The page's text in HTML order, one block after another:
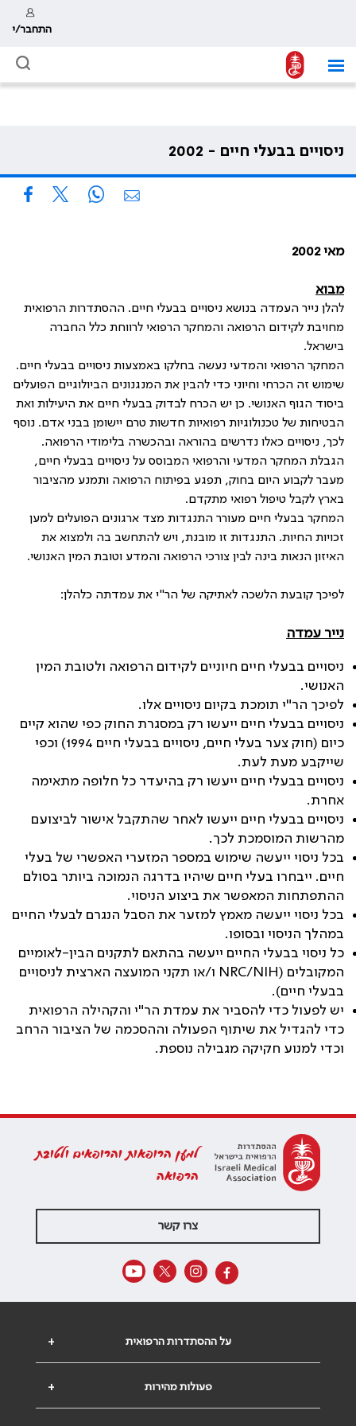
התחבר/י
ניסויים בבעלי חיים - 2002
מאי 2002
מבוא
להלן נייר העמדה בנושא ניסויים בבעלי חיים. ההסתדרות הרפואית
מחויבת לקידום הרפואה והמחקר הרפואי לרווחת כלל החברה
בישראל.
המחקר הרפואי והמדעי נעשה בחלקו באמצעות ניסויים בבעלי חיים.
שימוש זה הכרחי וחיוני כדי להבין את המנגנונים הביולוגיים הפועלים
ביסוד הגוף האנושי. כן יש הכרח לבדוק בבעלי חיים את היעילות ואת
הבטיחות של טכנולוגיות רפואיות חדשות טרם יישומן בבני אדם. נוסף
לכך, ניסויים כאלו נדרשים בהוראה ובהכשרה בלימודי הרפואה.
הגבלת המחקר המדעי והרפואי המבוסס על ניסויים בבעלי חיים,
מעבר לקבוע היום בחוק, תפגע בפיתוח הרפואה ותמנע מהציבור
בארץ לקבל טיפול רפואי מתקדם.
המחקר בבעלי חיים מעורר התנגדות מצד ארגונים הפועלים למען
זכויות החיות. התנגדות זו מובנת, ויש להתחשב בה ולמצוא את
האיזון הנאות בינה לבין צורכי הרפואה והמדע וטובת המין האנושי.
לפיכך קובעת הלשכה לאתיקה של הר"י את עמדתה כלהלן:
נייר עמדה
ניסויים בבעלי חיים חיוניים לקידום הרפואה ולטובת המין
האנושי.
לפיכך הר"י תומכת בקיום ניסויים אלו.
ניסויים בבעלי חיים ייעשו רק במסגרת החוק כפי שהוא קיים
כיום (חוק צער בעלי חיים, ניסויים בבעלי חיים 1994) וכפי
שייקבע מעת לעת.
ניסויים בבעלי חיים ייעשו רק בהיעדר כל חלופה מתאימה
אחרת.
ניסויים בבעלי חיים ייעשו לאחר שהתקבל אישור לביצועם
מהרשות המוסמכת לכך.
בכל ניסוי ייעשה שימוש במספר המזערי האפשרי של בעלי
חיים. ייבחרו בעלי חיים שיהיו בדרגה הנמוכה ביותר בסולם
ההתפתחות המאפשר את ביצוע הניסוי.
בכל ניסוי ייעשה מאמץ למזער את הסבל הנגרם לבעלי החיים
במהלך הניסוי ובסופו.
כל ניסוי בבעלי החיים ייעשה בהתאם לתקנים הבין-לאומיים
המקובלים (NRC/NIH
ו/או תקני המועצה הארצית לניסויים
בבעלי חיים).
יש לפעול כדי להסביר את עמדת הר"י והקהילה הרפואית
כדי להגדיל את שיתוף הפעולה וההסכמה של הציבור הרחב
וכדי למנוע חקיקה מגבילה נוספת.
למען הרופאות והרופאים ולטובת
הרפואה
צרו קשר
+ על ההסתדרות הרפואית
+ פעולות מהירות